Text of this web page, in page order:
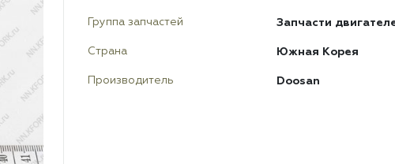
Группа запчастей Запчасти
Страна Южная Корея
Производитель Doosan